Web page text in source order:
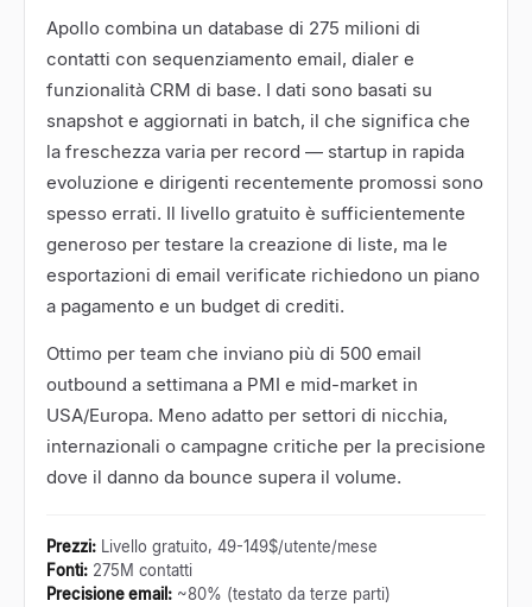
Apollo combina un database di 275 milioni di
contatti con sequenziamento email, dialer e
funzionalità CRM di base. I dati sono basati su
snapshot e aggiornati in batch, il che significa che
la freschezza varia per record — startup in rapida
evoluzione e dirigenti recentemente promossi sono
spesso errati. Il livello gratuito è sufficientemente
generoso per testare la creazione di liste, ma le
esportazioni di email verificate richiedono un piano
a pagamento e un budget di crediti.
Ottimo per team che inviano più di 500 email
outbound a settimana a PMI e mid-market in
USA/Europa. Meno adatto per settori di nicchia,
internazionali o campagne critiche per la precisione
dove il danno da bounce supera il volume.
Prezzi: Livello gratuito, 49-149$/utente/mese
Fonti: 275M contatti
Precisione email : ~80% (testato da terze parti)